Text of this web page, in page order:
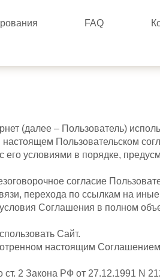
FAQ
(далее – Пользователь)
Пользовательском
условиями в порядке,
согласие
перехода по ссылкам на иные
Соглашения в полном
Сайт.
настоящим
2 Закона РФ от 27.12.1991 N